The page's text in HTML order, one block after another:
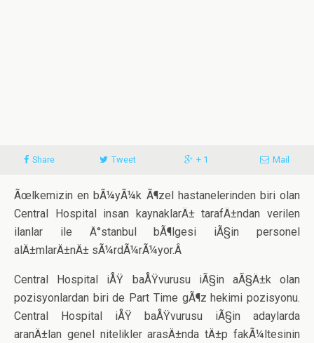
Share Tweet + 1 Mail
Ãœlkemizin en bÃ¼yÃ¼k Ã¶zel hastanelerinden biri olan
Central Hospital insan kaynaklarÄ± tarafÄ±ndan verilen
ilanlar ile Ä°stanbul bÃ¶lgesi iÃ§in personel
alÄ±mlarÄ±nÄ± sÃ¼rdÃ¼rÃ¼yor.Â
Central Hospital iÅŸ baÅŸvurusu iÃ§in aÃ§Ä±k olan
pozisyonlardan biri de Part Time gÃ¶z hekimi pozisyonu.
Central Hospital iÅŸ baÅŸvurusu iÃ§in adaylarda
aranÄ±lan genel nitelikler arasÄ±nda tÄ±p fakÃ¼ltesinin